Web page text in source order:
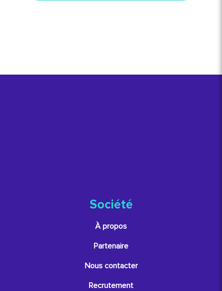
Société
À propos
Partenaire
Nous contacter
Recrutement